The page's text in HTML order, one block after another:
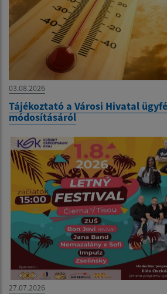
03.08.2026
Tájékoztató a Városi Hivatal
módosításáról
27.07.2026